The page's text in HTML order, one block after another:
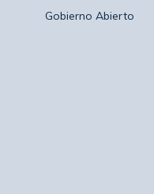
Gobierno Abierto